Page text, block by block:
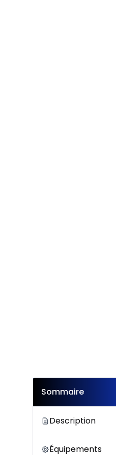
Sommaire
Description
Équipements